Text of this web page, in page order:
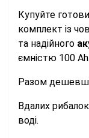
Купуйте
комплект із
та надійного
ємністю 100 Ah.
Разом
Вдалих
воді.